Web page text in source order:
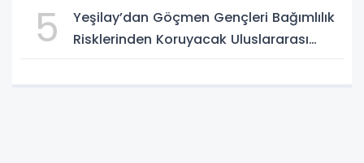
5
Yeşilay’dan Göçmen Gençleri Bağımlılık
Risklerinden Koruyacak Uluslararası